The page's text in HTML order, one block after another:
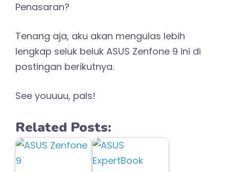
Penasaran?
Tenang aja, aku akan mengulas lebih
lengkap seluk beluk ASUS Zenfone 9 ini di
postingan berikutnya.
See youuuu, pals!
Related Posts: